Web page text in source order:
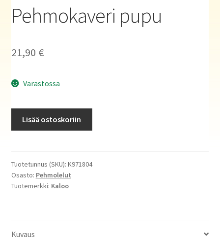
Pehmokaveri pupu
21,90 €
Varastossa
Lisää ostoskoriin
Tuotetunnus (SKU): K971804
Osasto: Pehmolelut
Tuotemerkki: Kaloo
Kuvaus